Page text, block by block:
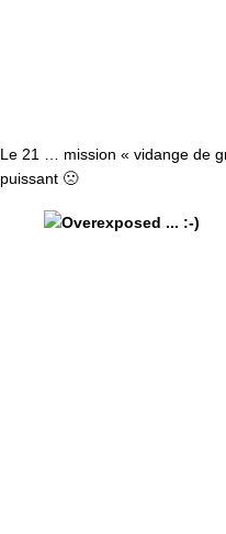
Le 21 … mission « vidange de
puissant 🙁